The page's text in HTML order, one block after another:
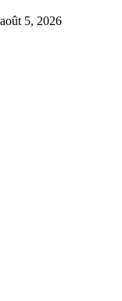
août 5, 2026